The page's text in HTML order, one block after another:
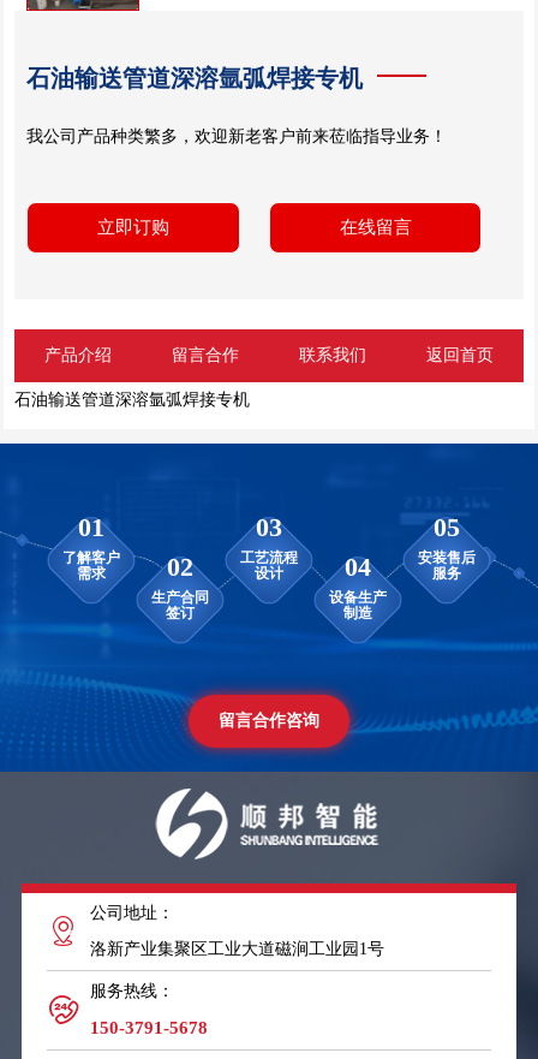
石油输送管道深溶氩弧焊接专机
我公司产品种类繁多，欢迎新老客户前来莅临指导业务！
立即订购 在线留言
产品介绍 留言合作 联系我们 返回首页
石油输送管道深溶氩弧焊接专机
01
了解客户
需求
02
工艺流程
04
留言合作咨询
公司地址：
洛新产业集聚区工业大道磁涧工业园1号
服务热线：
150-3791-5678